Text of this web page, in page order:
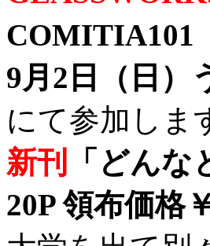
COMITIA101
9月2日（日）
にて参加しま
新刊
「どん
20P 領布価格